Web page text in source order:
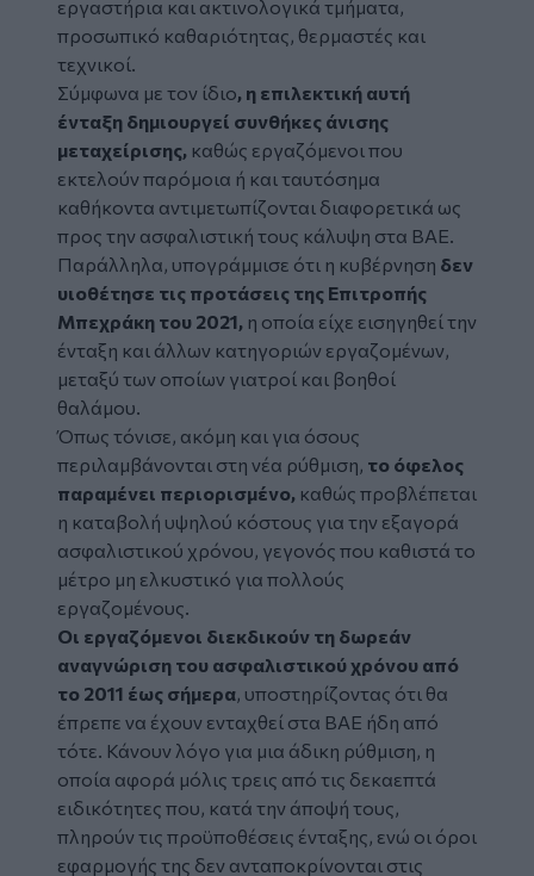
εργαστήρια και ακτινολογικά τμήματα,
προσωπικό καθαριότητας, θερμαστές και
τεχνικοί.
Σύμφωνα με τον ίδιο, η επιλεκτική αυτή
ένταξη δημιουργεί συνθήκες άνισης
μεταχείρισης, καθώς εργαζόμενοι που
εκτελούν παρόμοια ή και ταυτόσημα
καθήκοντα αντιμετωπίζονται διαφορετικά ως
προς την ασφαλιστική τους κάλυψη στα ΒΑΕ.
Παράλληλα, υπογράμμισε ότι η κυβέρνηση δεν
υιοθέτησε τις προτάσεις της Επιτροπής
Μπεχράκη του 2021, η οποία είχε εισηγηθεί την
ένταξη και άλλων κατηγοριών εργαζομένων,
μεταξύ των οποίων γιατροί και βοηθοί
θαλάμου.
Όπως τόνισε, ακόμη και για όσους
περιλαμβάνονται στη νέα ρύθμιση, το όφελος
παραμένει περιορισμένο, καθώς προβλέπεται
η καταβολή υψηλού κόστους για την εξαγορά
ασφαλιστικού χρόνου, γεγονός που καθιστά το
μέτρο μη ελκυστικό για πολλούς
εργαζομένους.
Οι εργαζόμενοι διεκδικούν τη δωρεάν
αναγνώριση του ασφαλιστικού χρόνου από
το 2011 έως σήμερα, υποστηρίζοντας ότι θα
έπρεπε να έχουν ενταχθεί στα ΒΑΕ ήδη από
τότε. Κάνουν λόγο για μια άδικη ρύθμιση, η
οποία αφορά μόλις τρεις από τις δεκαεπτά
ειδικότητες που, κατά την άποψή τους,
πληρούν τις προϋποθέσεις ένταξης, ενώ οι όροι
εφαρμογής της δεν ανταποκρίνονται στις